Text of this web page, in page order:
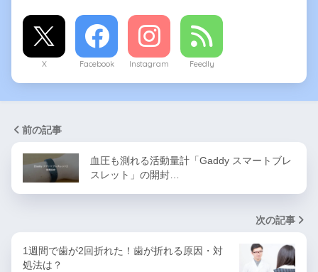
X Facebook Instagram Feedly
前の記事
血圧も測れる活動量計「Gaddy スマートブレ
スレット」の開封…
次の記事
1週間で歯が2回折れた！歯が折れる原因・対
処法は？